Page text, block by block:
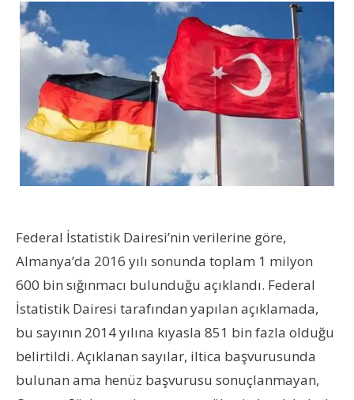
Federal İstatistik Dairesi’nin verilerine göre,
Almanya’da 2016 yılı sonunda toplam 1 milyon
600 bin sığınmacı bulunduğu açıklandı. Federal
İstatistik Dairesi tarafından yapılan açıklamada,
bu sayının 2014 yılına kıyasla 851 bin fazla olduğu
belirtildi. Açıklanan sayılar, iltica başvurusunda
bulunan ama henüz başvurusu sonuçlanmayan,